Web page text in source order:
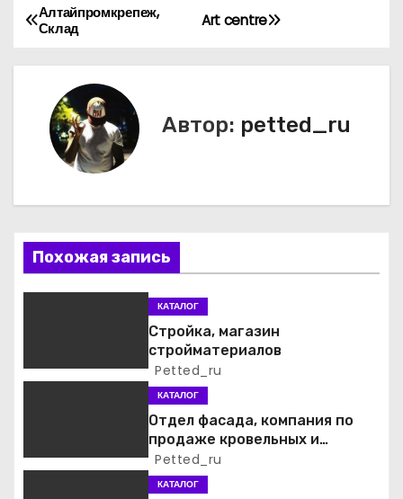
Н
а
а
ц
и
п
а
Art centre
Алтайпромкрепеж,
Склад
Автор: petted_ru
Похожая запись
КАТАЛОГ
Стройка, магазин
стройматериалов
Petted_ru
КАТАЛОГ
Отдел фасада, компания по
продаже кровельных и
фасадных материалов
Petted_ru
КАТАЛОГ